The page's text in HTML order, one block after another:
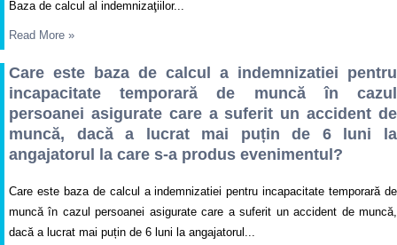
Baza de calcul al indemnizaţiilor...
Read More »
Care este baza de calcul a indemnizatiei pentru
incapacitate temporară de muncă în cazul
persoanei asigurate care a suferit un accident de
muncă, dacă a lucrat mai puțin de 6 luni la
angajatorul la care s-a produs evenimentul?
Care este baza de calcul a indemnizatiei pentru incapacitate temporară de
muncă în cazul persoanei asigurate care a suferit un accident de muncă,
dacă a lucrat mai puțin de 6 luni la angajatorul...